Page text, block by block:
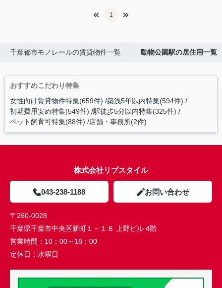
1
千葉都市モノレールの賃貸物件一覧 動物公園駅の居住用一覧
おすすめこだわり特集
女性向け賃貸物件特集(659件) 築浅5年以内特集(594件)
初期費用安め特集(549件) 駅徒歩5分以内特集(325件)
ペット飼育可特集(88件) 店舗・事務所(2件)
株式会社リブスタイル
043-238-1188 お問い合わせ
〒260-0028
千葉県千葉市中央区新町１－１８ 上野ビル 4階
営業時間： 10：00～18：00
定休日： 水曜日